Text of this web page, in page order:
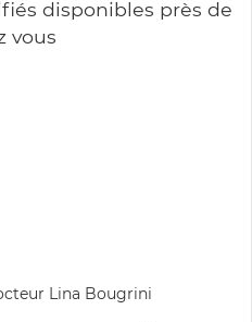
disponibles près de
vous